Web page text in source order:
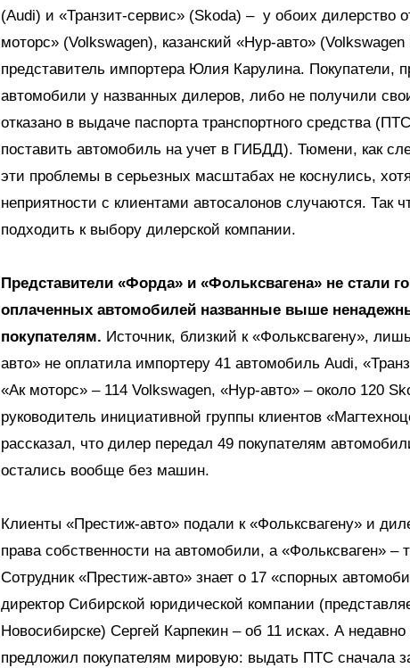
(Audi) и «Транзит-сервис» (Skoda) – у обоих дилерство
моторс» (Volkswagen), казанский «Нур-авто» (Volkswagen
представитель импортера Юлия Карулина. Покупатели,
автомобили у названных дилеров, либо не получили
отказано в выдаче паспорта транспортного средства
поставить автомобиль на учет в ГИБДД). Тюмени, как
эти проблемы в серьезных масштабах не коснулись,
неприятности с клиентами автосалонов случаются. Так
подходить к выбору дилерской компании.
Представители «Форда» и «Фольксвагена» не стали
оплаченных автомобилей названные выше
покупателям. Источник, близкий к «Фольксвагену»,
авто» не оплатила импортеру 41 автомобиль Audi,
«Ак моторс» – 114 Volkswagen, «Нур-авто» – около 120
руководитель инициативной группы клиентов
рассказал, что дилер передал 49 покупателям
остались вообще без машин.
Клиенты «Престиж-авто» подали к «Фольксвагену» и
права собственности на автомобили, а «Фольксваген» –
Сотрудник «Престиж-авто» знает о 17 «спорных
директор Сибирской юридической компании
Новосибирске) Сергей Карпекин – об 11 исках. А недавно
предложил покупателям мировую: выдать ПТС сначала